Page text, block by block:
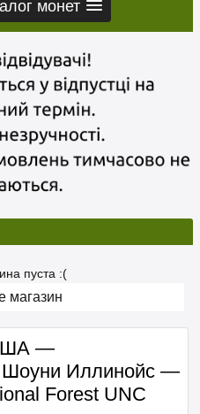
монет
пуста :(
магазин
—
Шоуни Иллинойс —
Forest UNC